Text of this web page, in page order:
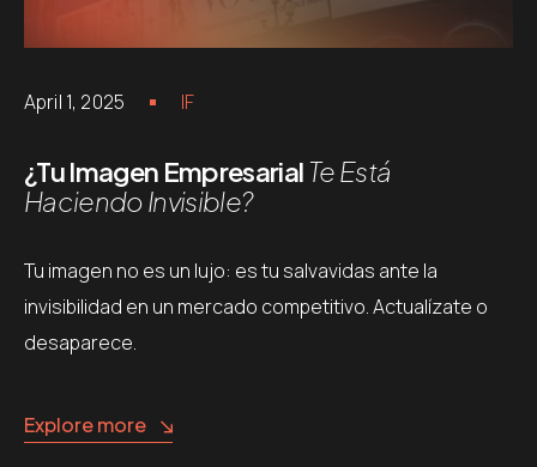
April 1, 2025 IF
¿Tu Imagen Empresarial Te Está
Haciendo Invisible?
Tu imagen no es un lujo: es tu salvavidas ante la
invisibilidad en un mercado competitivo. Actualízate o
desaparece.
Explore more